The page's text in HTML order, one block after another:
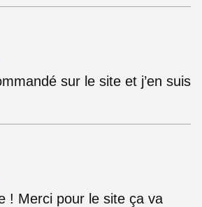
sur le site et j’en suis
! Merci pour le site ça va